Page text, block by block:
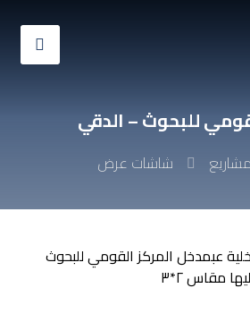
للبحوث – الدقي
شاشات عرض
عبمدخل المركز القومي للبحوث
مقاس ٢*٣